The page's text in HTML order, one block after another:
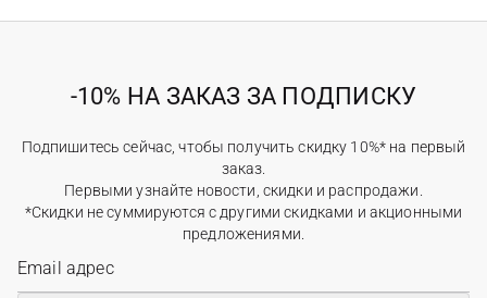
-10% НА ЗАКАЗ ЗА ПОДПИСКУ
Подпишитесь сейчас, чтобы получить скидку 10%* на первый
заказ.
Первыми узнайте новости, скидки и распродажи.
*Скидки не суммируются с другими скидками и акционными
предложениями.